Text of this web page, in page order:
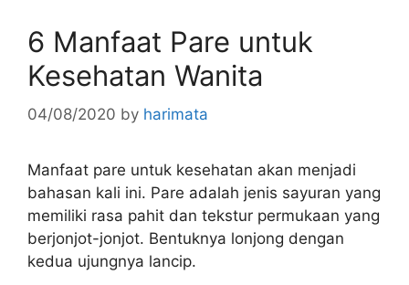
6 Manfaat Pare untuk
Kesehatan Wanita
04/08/2020 by harimata
Manfaat pare untuk kesehatan akan menjadi
bahasan kali ini. Pare adalah jenis sayuran yang
memiliki rasa pahit dan tekstur permukaan yang
berjonjot-jonjot. Bentuknya lonjong dengan
kedua ujungnya lancip.